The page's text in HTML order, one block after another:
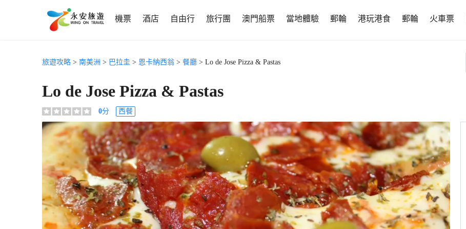
機票 酒店 自由行 旅行團 澳門船票 當地體驗 郵輪 港玩港食 郵輪 火車票
旅遊攻略 > 南美洲 > 巴拉圭 > 恩卡納西翁 > 餐廳 > Lo de Jose Pizza & Pastas
Lo de Jose Pizza & Pastas
0分 西餐